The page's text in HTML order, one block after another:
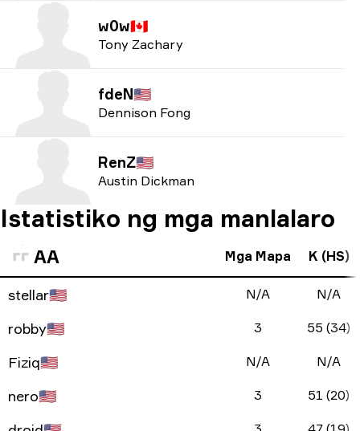
w0w🇨🇦
Tony Zachary
fdeN🇺🇸
Dennison Fong
RenZ🇺🇸
Austin Dickman
Istatistiko ng mga manlalaro
AA Mga Mapa K (HS)
stellar🇺🇸 N/A N/A
robby🇺🇸 3 55 (34)
Fiziq🇺🇸 N/A N/A
nero🇺🇸 3 51 (20)